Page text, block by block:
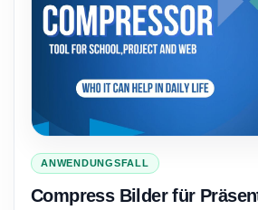
ANWENDUNGSFALL
Compress Bilder für